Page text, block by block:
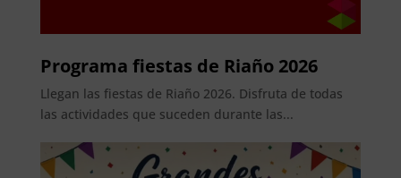
Programa fiestas de Riaño 2026
Llegan las fiestas de Riaño 2026. Disfruta de todas
las actividades que suceden durante las...